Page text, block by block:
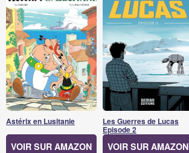
Astérix en Lusitanie
VOIR SUR AMAZON
Les Guerres de Lucas
Episode 2
VOIR SUR AMAZON